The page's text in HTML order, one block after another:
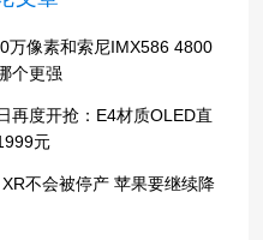
万像素和索尼IMX586 4800
个更强
再度开抢：E4材质OLED直
元
不会被停产 苹果要继续降